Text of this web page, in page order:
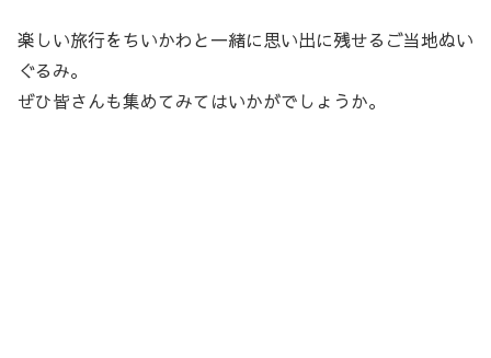
楽しい旅行をちいかわと一緒に思い出に残せるご当地ぬい
ぐるみ。
ぜひ皆さんも集めてみてはいかがでしょうか。